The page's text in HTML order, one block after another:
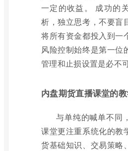
一定的收益。 成功的
析，独立思考，不要盲
将所有资金都投入到一
风险控制始终是第一位
管理和止损设置是必不
内盘期货直播课堂的
与单纯的喊单不同
课堂更注重系统化的教
货基础知识、交易策略